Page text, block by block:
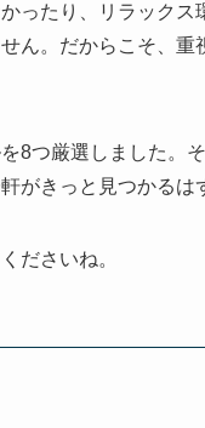
ったり、リラックス
ん。だからこそ、重
8つ厳選しました。
がきっと見つかるは
ださいね。